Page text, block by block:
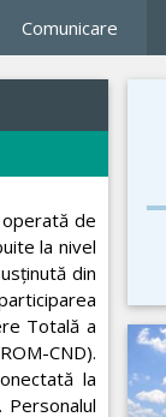
Comunicare
de
la nivel
din
Totală a
CND).
la